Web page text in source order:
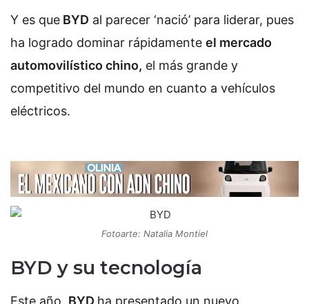
Y es que BYD al parecer ‘nació’ para liderar, pues
ha logrado dominar rápidamente el mercado
automovilístico chino, el más grande y
competitivo del mundo en cuanto a vehículos
eléctricos.
Fotoarte: Natalia Montiel
BYD y su tecnología
Este año, BYD ha presentado un nuevo